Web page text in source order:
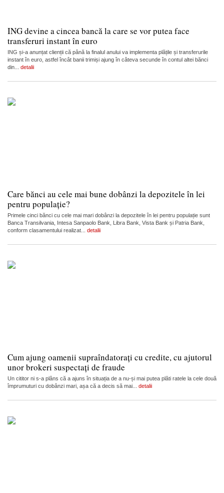
ING devine a cincea bancă la care se vor putea face
transferuri instant în euro
ING și-a anunțat clienții că până la finalul anului va implementa plățile și transferurile
instant în euro, astfel încât banii trimiși ajung în câteva secunde în contul altei bănci
din... detalii
Care bănci au cele mai bune dobânzi la depozitele în lei
pentru populație?
Primele cinci bănci cu cele mai mari dobânzi la depozitele în lei pentru populație sunt
Banca Transilvania, Intesa Sanpaolo Bank, Libra Bank, Vista Bank și Patria Bank,
conform clasamentului realizat... detalii
Cum ajung oamenii supraîndatorați cu credite, cu ajutorul
unor brokeri suspectați de fraude
Un cititor ni s-a plâns că a ajuns în situația de a nu-și mai putea plăti ratele la cele două
împrumuturi cu dobânzi mari, așa că a decis să mai... detalii